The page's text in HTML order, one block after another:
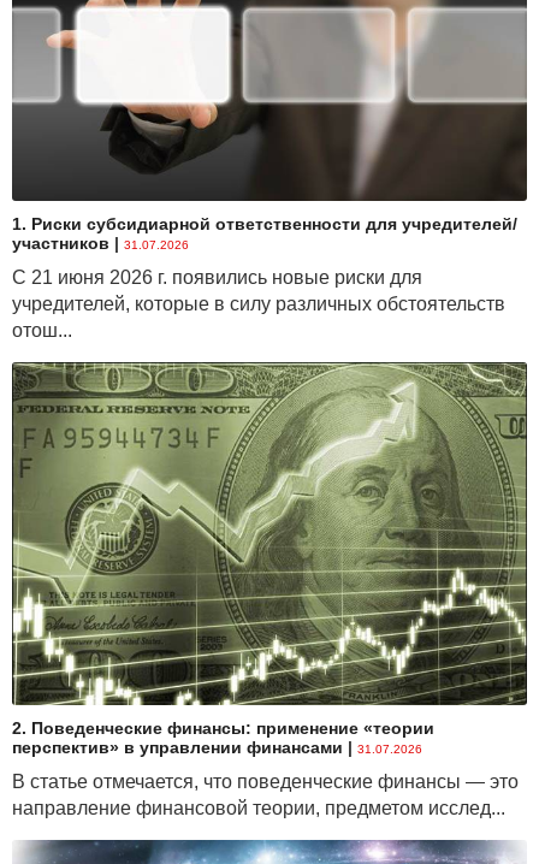
1. Риски субсидиарной ответственности для учредителей/
участников | 31.07.2026
С 21 июня 2026 г. появились новые риски для
учредителей, которые в силу различных обстоятельств
отош...
2. Поведенческие финансы: применение «теории
перспектив» в управлении финансами | 31.07.2026
В статье отмечается, что поведенческие финансы — это
направление финансовой теории, предметом исслед...